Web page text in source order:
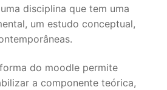
disciplina que tem uma
um estudo conceptual,
do moodle permite
a componente teórica,